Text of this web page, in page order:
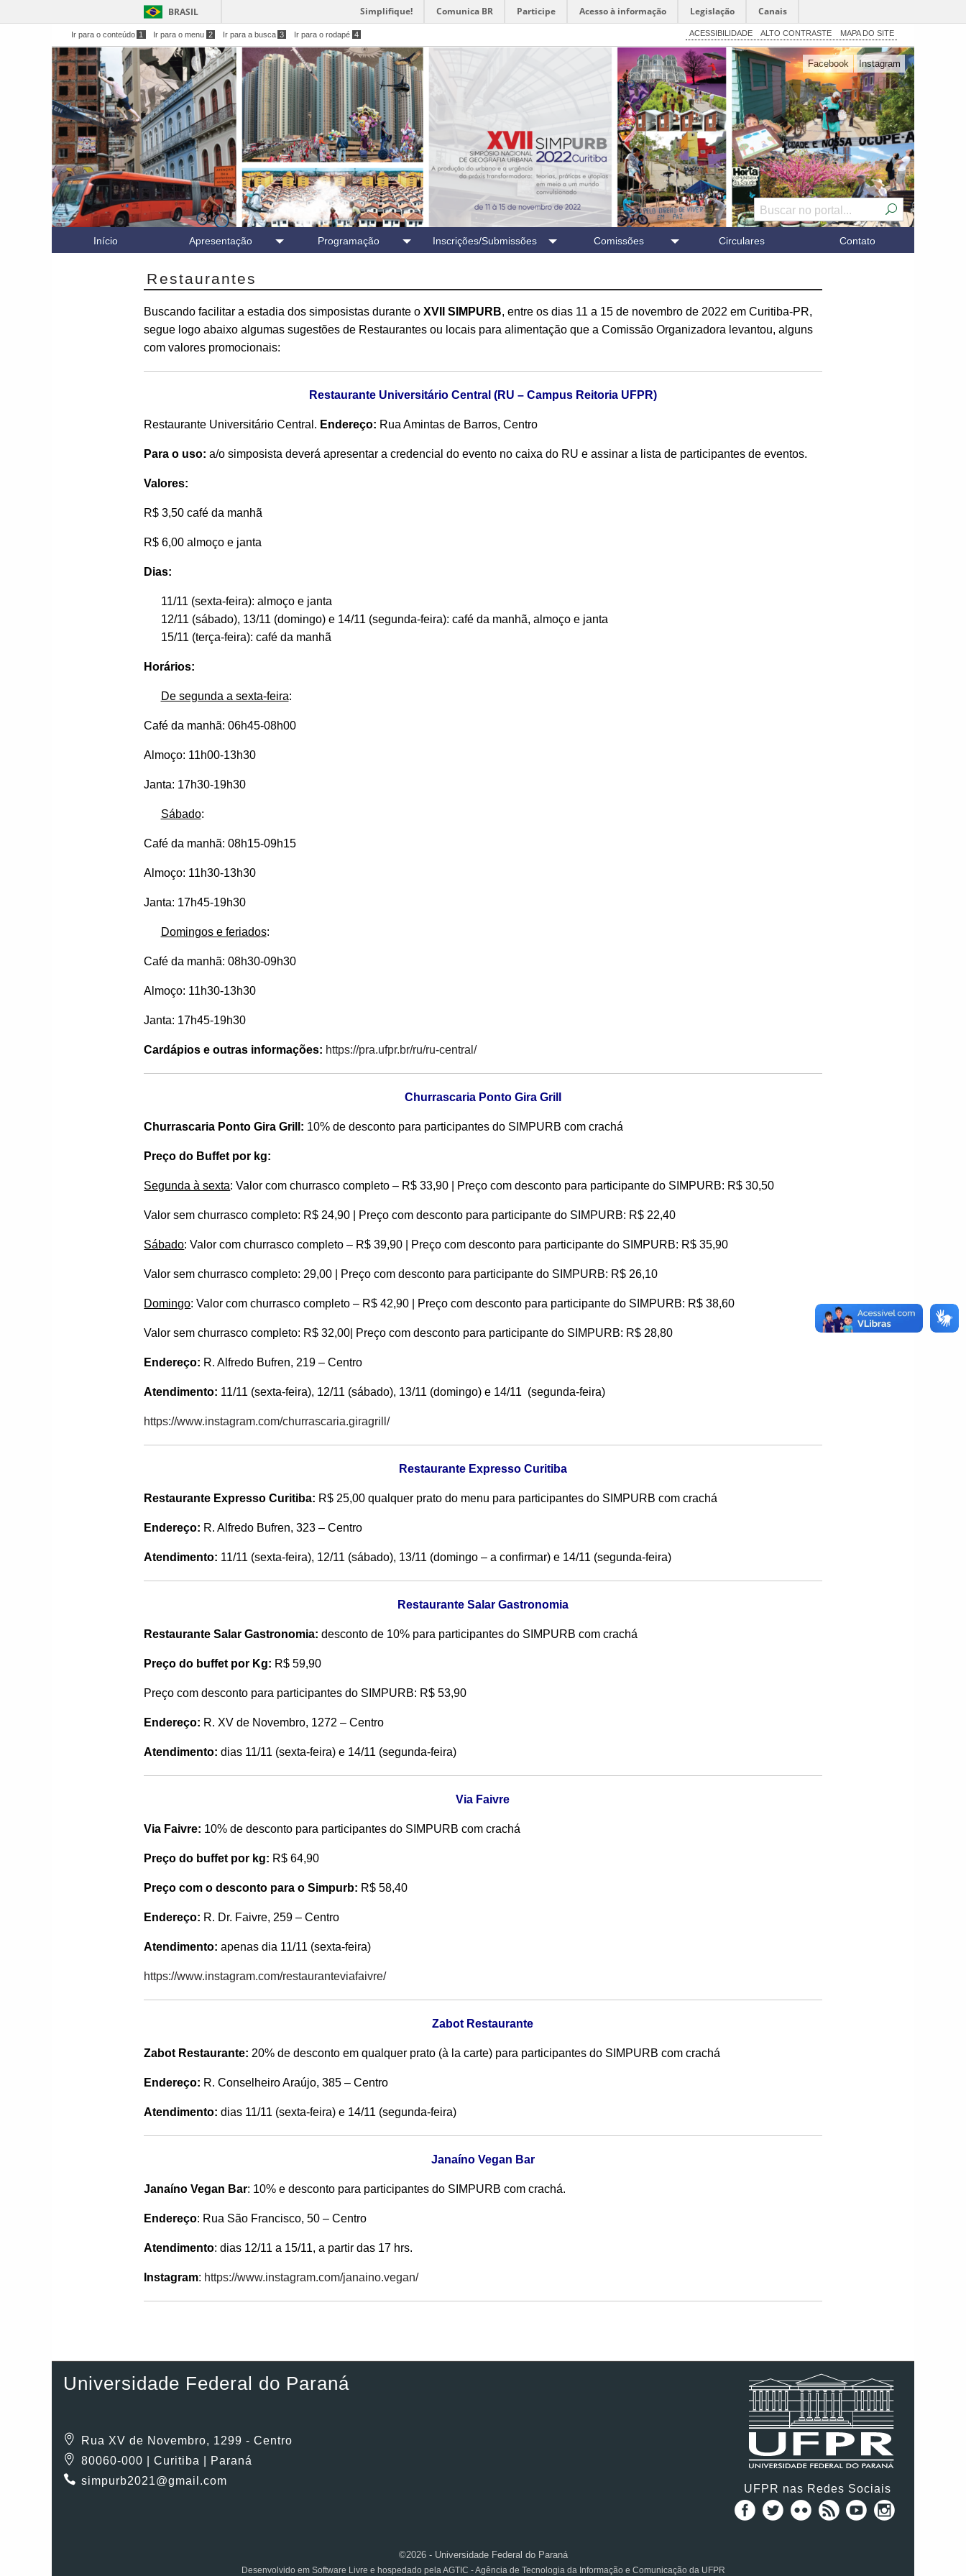
BRASIL Simplifique! Comunica BR Participe Acesso à informação Legislação Canais
Ir para o conteúdo 1 Ir para o menu 2 Ir para a busca 3 Ir para o rodapé 4 ACESSIBILIDADE ALTO CONTRASTE MAPA DO SITE
Facebook Instagram
Início Apresentação Programação Inscrições/Submissões Comissões Circulares Contato
Restaurantes
Buscando facilitar a estadia dos simposistas durante oXVII SIMPURB, entre os dias 11 a 15 de novembro de 2022 em Curitiba-PR,
segue logo abaixo algumas sugestões de Restaurantes ou locais para alimentação que a Comissão Organizadora levantou, alguns
com valores promocionais:
Restaurante Universitário Central (RU – Campus Reitoria UFPR)
Restaurante Universitário Central. Endereço: Rua Amintas de Barros, Centro
Para o uso: a/o simposista deverá apresentar a credencial do evento no caixa do RU e assinar a lista de participantes de eventos.
Valores:
R$ 3,50 café da manhã
R$ 6,00 almoço e janta
Dias:
11/11 (sexta-feira): almoço e janta
12/11 (sábado), 13/11 (domingo) e 14/11 (segunda-feira): café da manhã, almoço e janta
15/11 (terça-feira): café da manhã
Horários:
De segunda a sexta-feira:
Café da manhã: 06h45-08h00
Almoço: 11h00-13h30
Janta: 17h30-19h30
Sábado:
Café da manhã: 08h15-09h15
Almoço: 11h30-13h30
Janta: 17h45-19h30
Domingos e feriados:
Café da manhã: 08h30-09h30
Almoço: 11h30-13h30
Janta: 17h45-19h30
Cardápios e outras informações: https://pra.ufpr.br/ru/ru-central/
Churrascaria Ponto Gira Grill
Churrascaria Ponto Gira Grill: 10% de desconto para participantes do SIMPURB com crachá
Preço do Buffet por kg:
Segunda à sexta: Valor com churrasco completo – R$ 33,90 | Preço com desconto para participante do SIMPURB: R$ 30,50
Valor sem churrasco completo: R$ 24,90 | Preço com desconto para participante do SIMPURB: R$ 22,40
Sábado: Valor com churrasco completo – R$ 39,90 | Preço com desconto para participante do SIMPURB: R$ 35,90
Valor sem churrasco completo: 29,00 | Preço com desconto para participante do SIMPURB: R$ 26,10
Domingo: Valor com churrasco completo – R$ 42,90 | Preço com desconto para participante do SIMPURB: R$ 38,60
Valor sem churrasco completo: R$ 32,00| Preço com desconto para participante do SIMPURB: R$ 28,80
Endereço: R. Alfredo Bufren, 219 – Centro
Atendimento: 11/11 (sexta-feira), 12/11 (sábado), 13/11 (domingo) e 14/11 (segunda-feira)
https://www.instagram.com/churrascaria.giragrill/
Restaurante Expresso Curitiba
Restaurante Expresso Curitiba: R$ 25,00 qualquer prato do menu para participantes do SIMPURB com crachá
Endereço: R. Alfredo Bufren, 323 – Centro
Atendimento: 11/11 (sexta-feira), 12/11 (sábado), 13/11 (domingo – a confirmar) e 14/11 (segunda-feira)
Restaurante Salar Gastronomia
Restaurante Salar Gastronomia:desconto de 10% para participantes do SIMPURB com crachá
Preço do buffet por Kg: R$ 59,90
Preço com desconto para participantes do SIMPURB: R$ 53,90
Endereço: R. XV de Novembro, 1272 – Centro
Atendimento:dias 11/11 (sexta-feira) e 14/11 (segunda-feira)
Via Faivre
Via Faivre: 10% de desconto para participantes do SIMPURB com crachá
Preço do buffet por kg: R$ 64,90
Preço com o desconto para o Simpurb: R$ 58,40
Endereço: R. Dr. Faivre, 259 – Centro
Atendimento: apenas dia 11/11 (sexta-feira)
https://www.instagram.com/restauranteviafaivre/
Zabot Restaurante
Zabot Restaurante: 20% de desconto em qualquer prato (à la carte) para participantes do SIMPURB com crachá
Endereço: R. Conselheiro Araújo, 385 – Centro
Atendimento: dias 11/11 (sexta-feira) e 14/11 (segunda-feira)
Janaíno Vegan Bar
Janaíno Vegan Bar: 10% e desconto para participantes do SIMPURB com crachá.
Endereço: Rua São Francisco, 50 – Centro
Atendimento: dias 12/11 a 15/11, a partir das 17 hrs.
Instagram: https://www.instagram.com/janaino.vegan/
Universidade Federal do Paraná
Rua XV de Novembro, 1299 - Centro
80060-000 | Curitiba | Paraná
simpurb2021@gmail.com
UFPR nas Redes Sociais
©2026 - Universidade Federal do Paraná
Desenvolvido em Software Livre e hospedado pela AGTIC - Agência de Tecnologia da Informação e Comunicação da UFPR